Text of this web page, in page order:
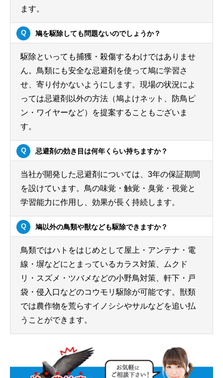
ます。
鳩を駆除しても問題ないのでしょうか？
駆除といっても捕獲・殺傷するわけではありませ
ん。鳥類にも安全な忌避剤を使って鳩に学習さ
せ、寄り付かないようにします。現場の状況によ
っては忌避剤以外の方法（鳩よけネット、防鳥ピ
ン・ワイヤーなど）を提案することもございま
す。
忌避剤の効き目は何年くらい持ちますか？
当社が開発した忌避剤については、3年の保証期間
を設けています。鳥の味覚・触覚・臭覚・視覚と
学習能力に作用し、効果が長く持続します。
鳩以外の鳥類や獣なども駆除できますか？
鳥類ではハトをはじめとして屋上・アンテナ・電
線・塀などにとまっているカラス対策、ムクド
リ・スズメ・ツバメなどの小野鳥対策、軒下・戸
袋・侵入口などのコウモリ駆除が可能です。獣類
では農作物を荒らすイノシシやサルなどを追い払
うことができます。